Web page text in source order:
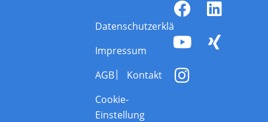
Datenschutzerklärung
Impressum
AGB
Kontakt
Cookie-
Einstellung